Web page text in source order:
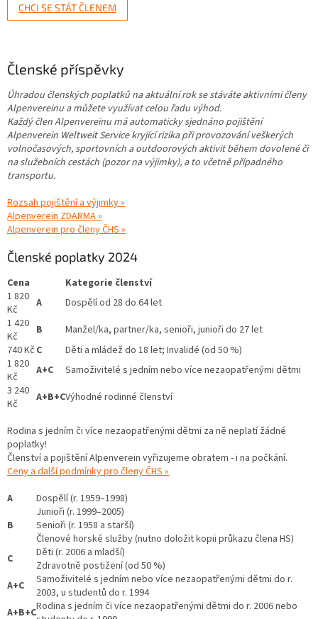
CHCI SE STÁT ČLENEM
Členské příspěvky
Úhradou členských poplatků na aktuální rok se stáváte aktivními členy
Alpenvereinu a můžete využívat celou řadu výhod.
Každý člen Alpenvereinu má automaticky sjednáno pojištění
Alpenverein Weltweit Service kryjící rizika při provozování veškerých
volnočasových, sportovních a outdoorových aktivit během dovolené či
na služebních cestách (pozor na výjimky), a to včetně případného
transportu.
Rozsah pojištění a výjimky »
Alpenverein ZDARMA »
Alpenverein pro členy ČHS »
Členské poplatky 2024
Cena
Kategorie členství
1 820
Kč
A
Dospělí od 28 do 64 let
1 420
Kč
B
Manžel/ka, partner/ka, senioři, junioři do 27 let
740 Kč C
Děti a mládež do 18 let; Invalidé (od 50 %)
1 820
Kč
A+C
Samoživitelé s jedním nebo více nezaopatřenými dětmi
3 240
Kč
A+B+CVýhodné rodinné členství
Rodina s jedním či více nezaopatřenými dětmi za ně neplatí žádné
poplatky!
Členství a pojištění Alpenverein vyřizujeme obratem - i na počkání.
Ceny a další podmínky pro členy ČHS »
A
Dospělí (r. 1959–1998)
B
Junioři (r. 1999–2005)
Senioři (r. 1958 a starší)
Členové horské služby (nutno doložit kopii průkazu člena HS)
C
Děti (r. 2006 a mladší)
Zdravotně postižení (od 50 %)
A+C
Samoživitelé s jedním nebo více nezaopatřenými dětmi do r.
2003, u studentů do r. 1994
A+B+CRodina s jedním či více nezaopatřenými dětmi do r. 2006 nebo